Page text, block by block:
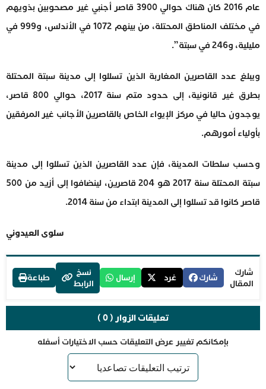
عام 2016 كان هناك حوالي 3900 قاصر أجنبي غير مصحوبين بذويهم
في مختلف المناطق المحتلة، من بينهم 1072 في الأندلس، و999 في
مليلية، و246 في سبتة”.
ويبلغ عدد القاصرين المغاربة الذين تسللوا إلى مدينة سبتة المحتلة
بطرق غير قانونية، إلى حدود متم سنة 2017، حوالي 800 قاصر،
يوجدون حاليا في مركز الإيواء الخاص بالقاصرين الأجانب غير المرفقين
بأولياء أمورهم.
وحسب سلطات المدينة، فإن عدد القاصرين الذين تسللوا إلى مدينة
سبتة المحتلة سنة 2017 هو 204 قاصرين، لينضافوا إلى أزيد من 500
قاصر كانوا قد تسللوا إلى المدينة ابتداء من سنة 2014.
سلوى العيدوني
شارك
المقال
شارك غرد إرسال
نسخ
الرابط
طباعة
تعليقات الزوار ( 0 )
بإمكانكم تغيير عرض التعليقات حسب الاختيارات أسفله